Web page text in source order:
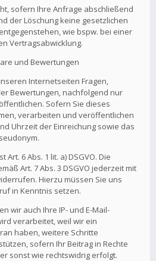
sofern Ihre Anfrage abschließend
der Löschung keine gesetzlichen
wie bspw. bei einer
Vertragsabwicklung.
und Bewertungen
Internetseiten Fragen,
Bewertungen, nachfolgend nur
Sofern Sie dieses
verarbeiten und veröffentlichen
Uhrzeit der Einreichung sowie das
6 Abs. 1 lit. a) DSGVO. Die
Art. 7 Abs. 3 DSGVO jederzeit mit
Hierzu müssen Sie uns
in Kenntnis setzen.
wir auch Ihre IP- und E-Mail-
verarbeitet, weil wir ein
haben, weitere Schritte
sofern Ihr Beitrag in Rechte
sonst wie rechtswidrig erfolgt.